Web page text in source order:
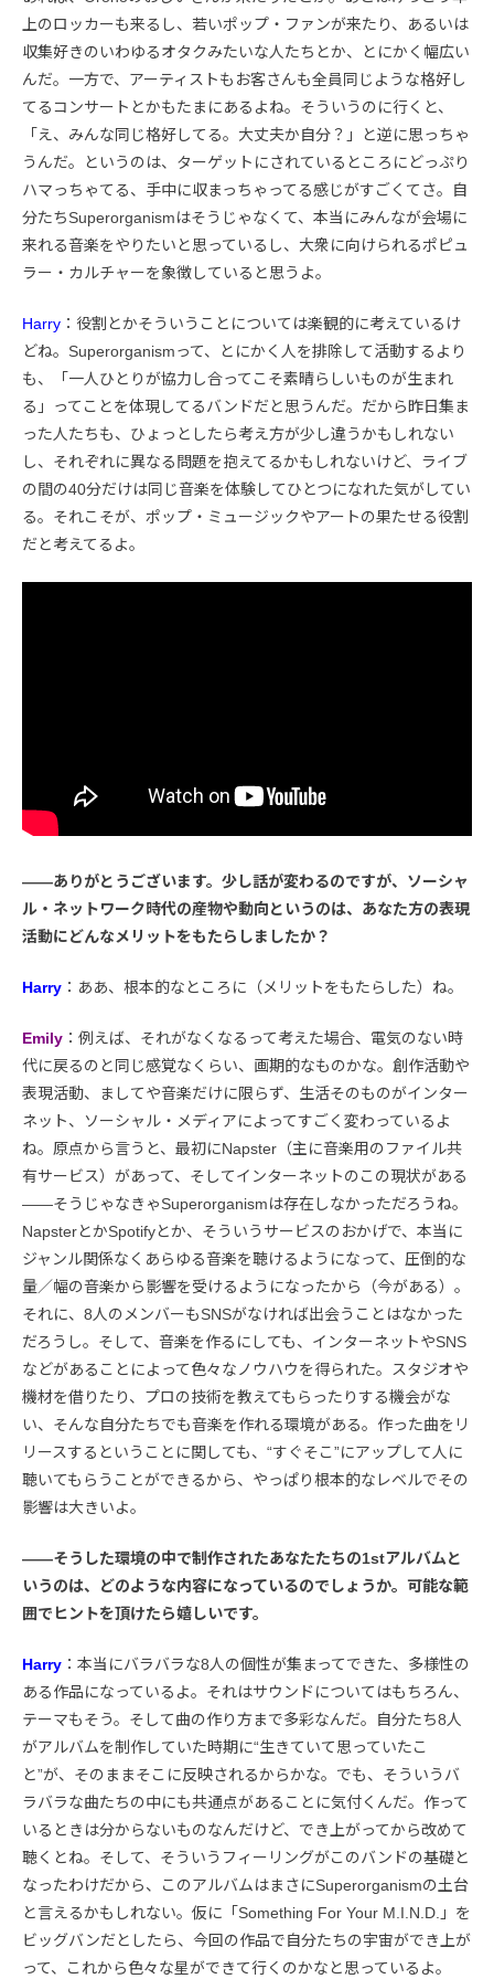
上のロッカーも来るし、若いポップ・ファンが来たり、あるいは
収集好きのいわゆるオタクみたいな人たちとか、とにかく幅広い
んだ。一方で、アーティストもお客さんも全員同じような格好し
てるコンサートとかもたまにあるよね。そういうのに行くと、
「え、みんな同じ格好してる。大丈夫か自分？」と逆に思っちゃ
うんだ。というのは、ターゲットにされているところにどっぷり
ハマっちゃてる、手中に収まっちゃってる感じがすごくてさ。自
分たちSuperorganismはそうじゃなくて、本当にみんなが会場に
来れる音楽をやりたいと思っているし、大衆に向けられるポピュ
ラー・カルチャーを象徴していると思うよ。
Harry ：役割とかそういうことについては楽観的に考えているけ
どね。Superorganismって、とにかく人を排除して活動するより
も、「一人ひとりが協力し合ってこそ素晴らしいものが生まれ
る」ってことを体現してるバンドだと思うんだ。だから昨日集ま
った人たちも、ひょっとしたら考え方が少し違うかもしれない
し、それぞれに異なる問題を抱えてるかもしれないけど、ライブ
の間の40分だけは同じ音楽を体験してひとつになれた気がしてい
る。それこそが、ポップ・ミュージックやアートの果たせる役割
だと考えてるよ。
――ありがとうございます。少し話が変わるのですが、ソーシャ
ル・ネットワーク時代の産物や動向というのは、あなた方の表現
活動にどんなメリットをもたらしましたか？
Harry ：ああ、根本的なところに（メリットをもたらした）ね。
Emily ：例えば、それがなくなるって考えた場合、電気のない時
代に戻るのと同じ感覚なくらい、画期的なものかな。創作活動や
表現活動、ましてや音楽だけに限らず、生活そのものがインター
ネット、ソーシャル・メディアによってすごく変わっているよ
ね。原点から言うと、最初にNapster（主に音楽用のファイル共
有サービス）があって、そしてインターネットのこの現状がある
――そうじゃなきゃSuperorganismは存在しなかっただろうね。
NapsterとかSpotifyとか、そういうサービスのおかげで、本当に
ジャンル関係なくあらゆる音楽を聴けるようになって、圧倒的な
量／幅の音楽から影響を受けるようになったから（今がある）。
それに、8人のメンバーもSNSがなければ出会うことはなかった
だろうし。そして、音楽を作るにしても、インターネットやSNS
などがあることによって色々なノウハウを得られた。スタジオや
機材を借りたり、プロの技術を教えてもらったりする機会がな
い、そんな自分たちでも音楽を作れる環境がある。作った曲をリ
リースするということに関しても、“すぐそこ”にアップして人に
聴いてもらうことができるから、やっぱり根本的なレベルでその
影響は大きいよ。
――そうした環境の中で制作されたあなたたちの1stアルバムと
いうのは、どのような内容になっているのでしょうか。可能な範
囲でヒントを頂けたら嬉しいです。
Harry ：本当にバラバラな8人の個性が集まってできた、多様性の
ある作品になっているよ。それはサウンドについてはもちろん、
テーマもそう。そして曲の作り方まで多彩なんだ。自分たち8人
がアルバムを制作していた時期に“生きていて思っていたこ
と”が、そのままそこに反映されるからかな。でも、そういうバ
ラバラな曲たちの中にも共通点があることに気付くんだ。作って
いるときは分からないものなんだけど、でき上がってから改めて
聴くとね。そして、そういうフィーリングがこのバンドの基礎と
なったわけだから、このアルバムはまさにSuperorganismの土台
と言えるかもしれない。仮に「Something For Your M.I.N.D.」を
ビッグバンだとしたら、今回の作品で自分たちの宇宙ができ上が
って、これから色々な星ができて行くのかなと思っているよ。